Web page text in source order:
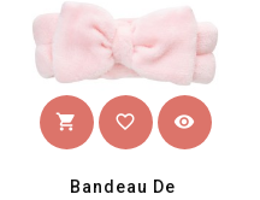
shopping_cart favorite_border visibility
Bandeau De